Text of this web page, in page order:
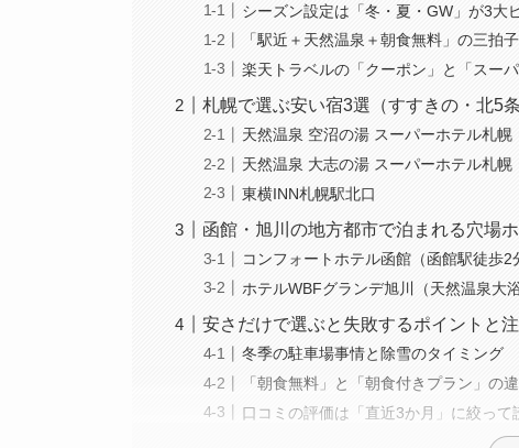
シーズン設定は「冬・夏・GW」が3大
「駅近＋天然温泉＋朝食無料」の三拍
楽天トラベルの「クーポン」と「スー
札幌で選ぶ安い宿3選（すすきの・北5
天然温泉 空沼の湯 スーパーホテル札幌
天然温泉 大志の湯 スーパーホテル札幌
東横INN札幌駅北口
函館・旭川の地方都市で泊まれる穴場
コンフォートホテル函館（函館駅徒歩2
ホテルWBFグランデ旭川（天然温泉大
安さだけで選ぶと失敗するポイントと
冬季の駐車場事情と除雪のタイミング
「朝食無料」と「朝食付きプラン」の
口コミの評価は「直近3か月」に絞って